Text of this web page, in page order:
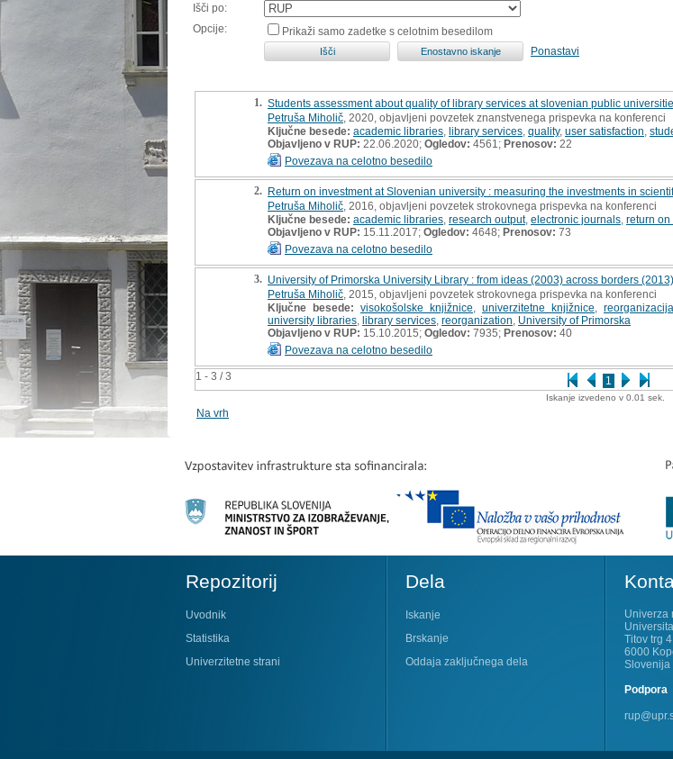
Išči po:
Opcije:
Prikaži samo zadetke s celotnim besedilom
Ponastavi
1 - 3 / 3 1
1. Students assessment about quality of library services at slovenian public
Petruša Miholič , 2020, objavljeni povzetek znanstvenega prispevka na konferenci
Ključne besede: academic libraries library services quality, user satisfaction
Objavljeno v RUP: 22.06.2020; Ogledov: 4561; Prenosov: 22
Povezava na celotno besedilo
2. Return on investment at Slovenian university : measuring the investments in
Petruša Miholič , 2016, objavljeni povzetek strokovnega prispevka na konferenci
Ključne besede: academic libraries research output, electronic journals return on
Objavljeno v RUP: 15.11.2017; Ogledov: 4648; Prenosov: 73
Povezava na celotno besedilo
3. University of Primorska University Library : from ideas (2003) across borders
Petruša Miholič , 2015, objavljeni povzetek strokovnega prispevka na konferenci
Ključne besede: visokošolske knjižnice univerzitetne knjižnice reorganizacija
university libraries library services reorganization University of Primorska
Objavljeno v RUP: 15.10.2015; Ogledov: 7935; Prenosov: 40
Povezava na celotno besedilo
Iskanje izvedeno v 0.01 sek.
Na vrh
Repozitorij
Uvodnik
Statistika
Univerzitetne strani
Dela
Iskanje
Brskanje
Oddaja zaključnega dela
Univerza
Titov trg 4
6000
Slovenija
Podpora